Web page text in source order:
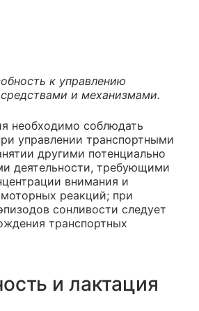
к управлению
и механизмами.
необходимо соблюдать
управлении транспортными
другими потенциально
деятельности, требующими
внимания и
реакций; при
сонливости следует
транспортных
и лактация